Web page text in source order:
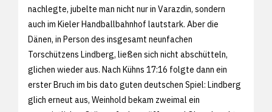
nachlegte, jubelte man nicht nur in Varazdin, sondern
auch im Kieler Handballbahnhof lautstark. Aber die
Dänen, in Person des insgesamt neunfachen
Torschützens Lindberg, ließen sich nicht abschütteln,
glichen wieder aus. Nach Kühns 17:16 folgte dann ein
erster Bruch im bis dato guten deutschen Spiel: Lindberg
glich erneut aus, Weinhold bekam zweimal ein